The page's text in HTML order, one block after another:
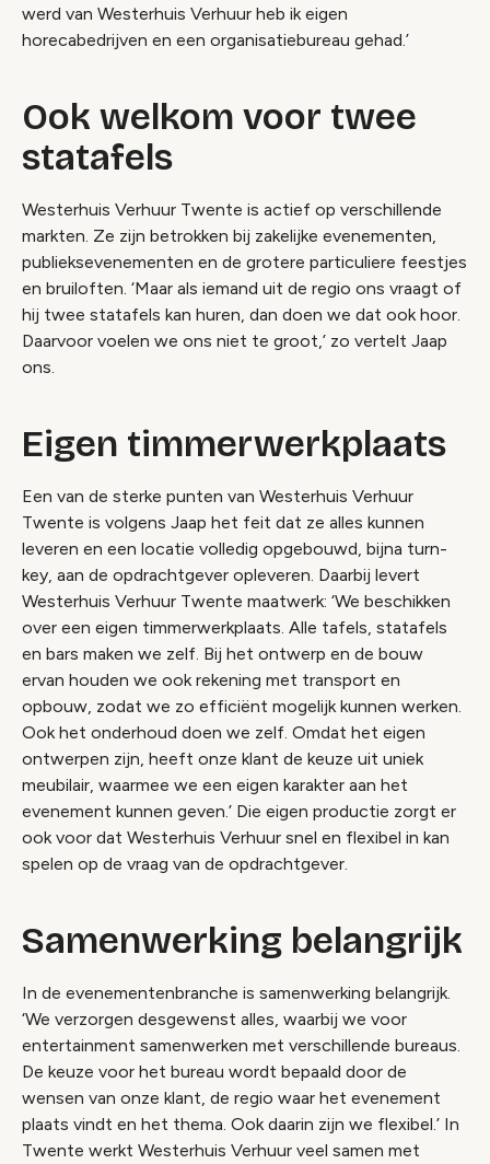
werd van Westerhuis Verhuur heb ik eigen
horecabedrijven en een organisatiebureau gehad.’
Ook welkom voor twee
statafels
Westerhuis Verhuur Twente is actief op verschillende
markten. Ze zijn betrokken bij zakelijke evenementen,
publieksevenementen en de grotere particuliere feestjes
en bruiloften. ‘Maar als iemand uit de regio ons vraagt of
hij twee statafels kan huren, dan doen we dat ook hoor.
Daarvoor voelen we ons niet te groot,’ zo vertelt Jaap
ons.
Eigen timmerwerkplaats
Een van de sterke punten van Westerhuis Verhuur
Twente is volgens Jaap het feit dat ze alles kunnen
leveren en een locatie volledig opgebouwd, bijna turn-
key, aan de opdrachtgever opleveren. Daarbij levert
Westerhuis Verhuur Twente maatwerk: ‘We beschikken
over een eigen timmerwerkplaats. Alle tafels, statafels
en bars maken we zelf. Bij het ontwerp en de bouw
ervan houden we ook rekening met transport en
opbouw, zodat we zo efficiënt mogelijk kunnen werken.
Ook het onderhoud doen we zelf. Omdat het eigen
ontwerpen zijn, heeft onze klant de keuze uit uniek
meubilair, waarmee we een eigen karakter aan het
evenement kunnen geven.’ Die eigen productie zorgt er
ook voor dat Westerhuis Verhuur snel en flexibel in kan
spelen op de vraag van de opdrachtgever.
Samenwerking belangrijk
In de evenementenbranche is samenwerking belangrijk.
‘We verzorgen desgewenst alles, waarbij we voor
entertainment samenwerken met verschillende bureaus.
De keuze voor het bureau wordt bepaald door de
wensen van onze klant, de regio waar het evenement
plaats vindt en het thema. Ook daarin zijn we flexibel.’ In
Twente werkt Westerhuis Verhuur veel samen met